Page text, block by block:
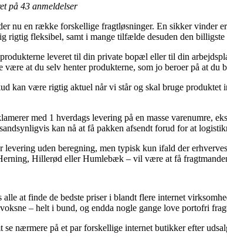
på 43 anmeldelser
nu en række forskellige fragtløsninger. En sikker vinder
rigtig fleksibel, samt i mange tilfælde desuden den
leveret til din private bopæl eller til din
at du selv henter produkterne, som jo beroer på at du
kan være rigtig aktuel når vi står og skal bruge
med 1 hverdags levering på en masse varenumre,
kan nå at få pakken afsendt forud for at
uden beregning, men typisk kun ifald der
Hillerød eller Humlebæk – vil være at få
at finde de bedste priser i blandt flere internet
– helt i bund, og endda nogle gange love portofri
nærmere på et par forskellige internet butikker efter